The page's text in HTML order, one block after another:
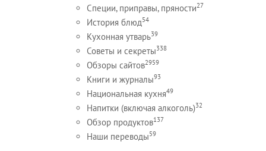
Специи, приправы, пряности27
История блюд54
Кухонная утварь39
Советы и секреты338
Обзоры сайтов2959
Книги и журналы93
Национальная кухня49
Напитки (включая алкоголь)32
Обзор продуктов137
Наши переводы59